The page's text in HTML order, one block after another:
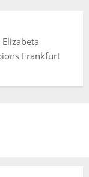
Frankfurt